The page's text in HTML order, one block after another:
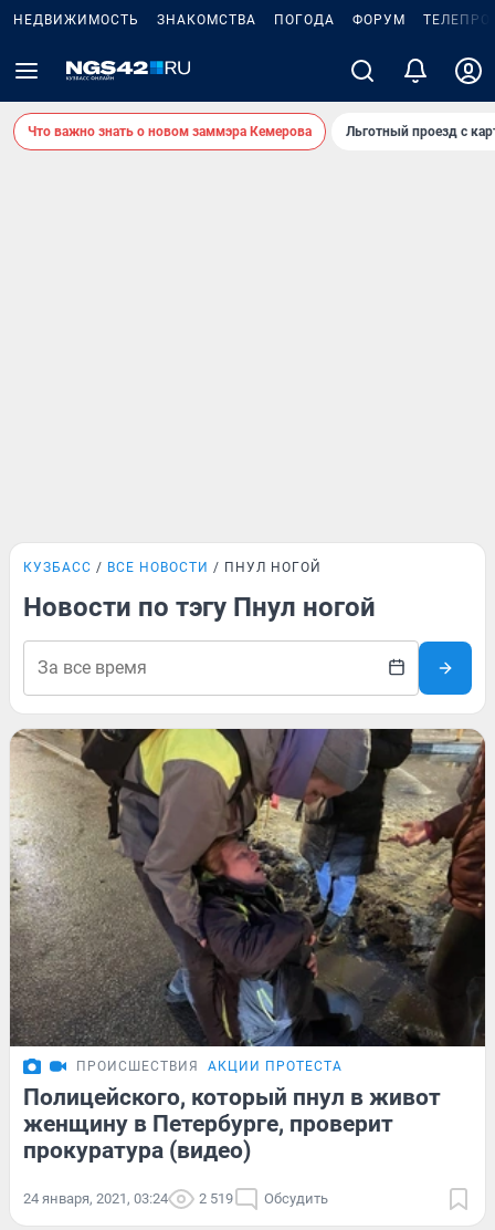
НЕДВИЖИМОСТЬ ЗНАКОМСТВА ПОГОДА ФОРУМ
Что важно знать о новом заммэра Кемерова Льготный проезд с
КУЗБАСС ВСЕ НОВОСТИ ПНУЛ НОГОЙ
Новости по тэгу Пнул ногой
ПРОИСШЕСТВИЯ АКЦИИ ПРОТЕСТА
Полицейского, который пнул в живот
женщину в Петербурге, проверит
прокуратура (видео)
24 января, 2021, 03:24 2 519 Обсудить